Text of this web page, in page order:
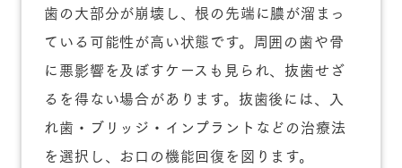
歯の大部分が崩壊し、根の先端に膿が溜まっ
ている可能性が高い状態です。周囲の歯や骨
に悪影響を及ぼすケースも見られ、抜歯せざ
るを得ない場合があります。抜歯後には、入
れ歯・ブリッジ・インプラントなどの治療法
を選択し、お口の機能回復を図ります。